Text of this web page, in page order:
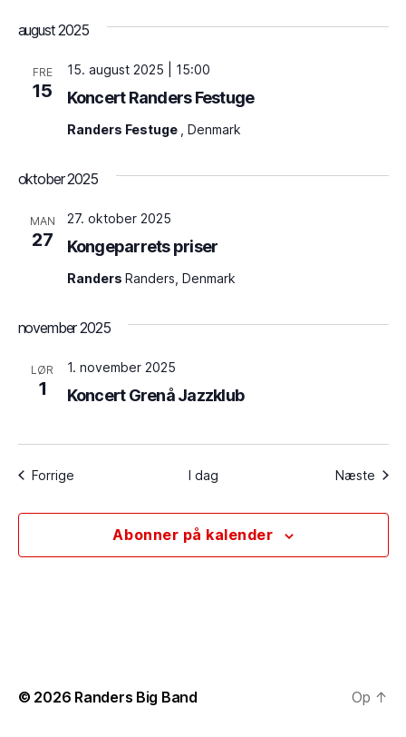
august 2025
FRE
15 Koncert Randers Festuge
15. august 2025 | 15:00
Randers Festuge , Denmark
oktober 2025
MAN
27 Kongeparrets priser
27. oktober 2025
Randers Randers, Denmark
november 2025
LØR
1 Koncert Grenå Jazzklub
1. november 2025
ForrigeBegivenheder I dag Næste
Abonner på kalender
© 2026 Randers Big Band Op ↑